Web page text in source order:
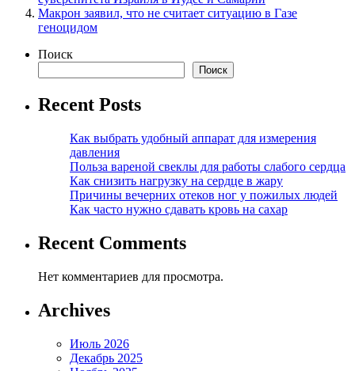
Макрон заявил, что не считает ситуацию в Газе
геноцидом
Поиск
Поиск
Recent Posts
Как выбрать удобный аппарат для измерения
давления
Польза вареной свеклы для работы слабого сердца
Как снизить нагрузку на сердце в жару
Причины вечерних отеков ног у пожилых людей
Как часто нужно сдавать кровь на сахар
Recent Comments
Нет комментариев для просмотра.
Archives
Июль 2026
Декабрь 2025